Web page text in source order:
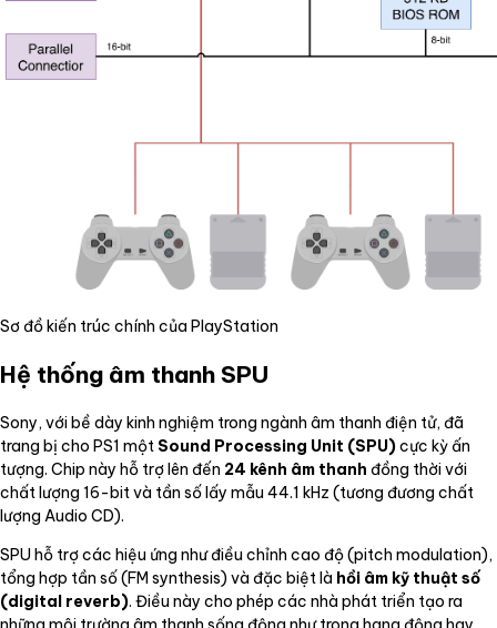
Sơ đồ kiến trúc chính của PlayStation
Hệ thống âm thanh SPU
Sony, với bề dày kinh nghiệm trong ngành âm thanh điện tử, đã
trang bị cho PS1 một Sound Processing Unit (SPU)cực kỳ ấn
tượng. Chip này hỗ trợ lên đến 24 kênh âm thanh đồng thời với
chất lượng 16-bit và tần số lấy mẫu 44.1 kHz (tương đương chất
lượng Audio CD).
SPU hỗ trợ các hiệu ứng như điều chỉnh cao độ (pitch modulation),
tổng hợp tần số (FM synthesis) và đặc biệt là hồi âm kỹ thuật số
(digital reverb). Điều này cho phép các nhà phát triển tạo ra